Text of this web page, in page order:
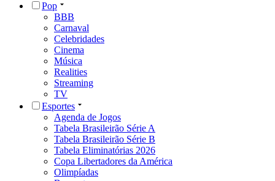
Pop
BBB
Carnaval
Celebridades
Cinema
Música
Realities
Streaming
TV
Esportes
Agenda de Jogos
Tabela Brasileirão Série A
Tabela Brasileirão Série B
Tabela Eliminatórias 2026
Copa Libertadores da América
Olimpíadas